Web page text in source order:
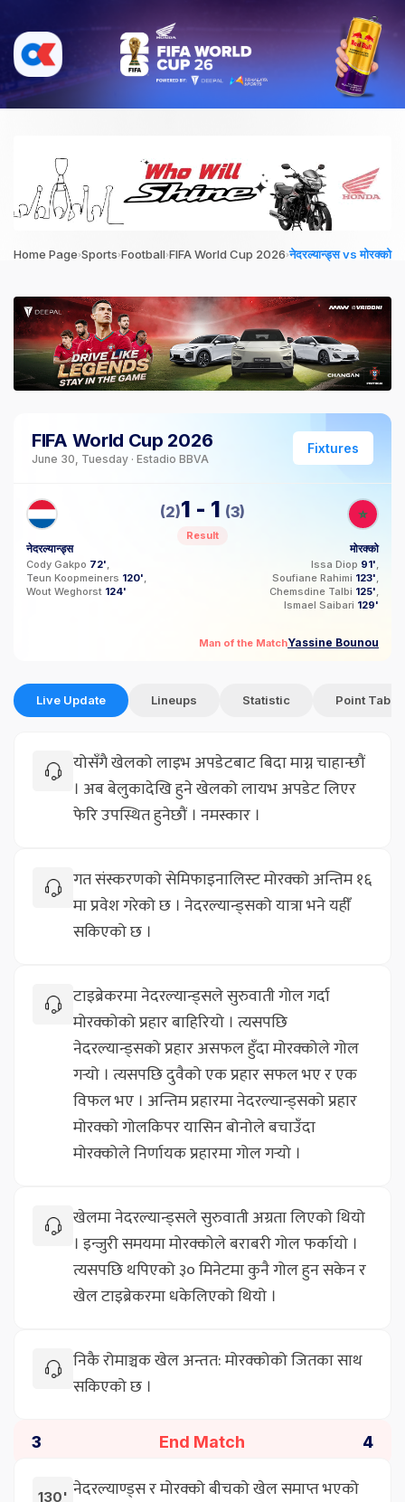
Home Page›Sports›Football›FIFA World Cup 2026›नेदरल्यान्ड्स vs मोरक्को
FIFA World Cup 2026
June 30, Tuesday · Estadio BBVA
Fixtures
नेदरल्यान्ड्स
Cody Gakpo 72'
Teun Koopmeiners 120'
Wout Weghorst 124'
(2)1 - 1 (3)
Result
मोरक्को
Issa Diop 91'
Soufiane Rahimi 123'
Chemsdine Talbi 125'
Ismael Saibari 129'
Man of the MatchYassine Bounou
Live Update Lineups Statistic Point Table
योसँगै खेलको लाइभ अपडेटबाट बिदा माग्न चाहान्छौं
। अब बेलुकादेखि हुने खेलको लायभ अपडेट लिएर
फेरि उपस्थित हुनेछौं । नमस्कार ।
गत संस्करणको सेमिफाइनालिस्ट मोरक्को अन्तिम १६
मा प्रवेश गरेको छ । नेदरल्यान्ड्सको यात्रा भने यहीँ
सकिएको छ ।
टाइब्रेकरमा नेदरल्यान्ड्सले सुरुवाती गोल गर्दा
मोरक्कोको प्रहार बाहिरियो । त्यसपछि
नेदरल्यान्ड्सको प्रहार असफल हुँदा मोरक्कोले गोल
गर्‍यो । त्यसपछि दुवैको एक प्रहार सफल भए र एक
विफल भए । अन्तिम प्रहारमा नेदरल्यान्ड्सको प्रहार
मोरक्को गोलकिपर यासिन बोनोले बचाउँदा
मोरक्कोले निर्णायक प्रहारमा गोल गर्‍यो ।
खेलमा नेदरल्यान्ड्सले सुरुवाती अग्रता लिएको थियो
। इन्जुरी समयमा मोरक्कोले बराबरी गोल फर्कायो ।
त्यसपछि थपिएको ३० मिनेटमा कुनै गोल हुन सकेन र
खेल टाइब्रेकरमा धकेलिएको थियो ।
निकै रोमाञ्चक खेल अन्तत: मोरक्कोको जितका साथ
सकिएको छ ।
3 End Match 4
130' नेदरल्याण्ड्स र मोरक्को बीचको खेल समाप्त भएको